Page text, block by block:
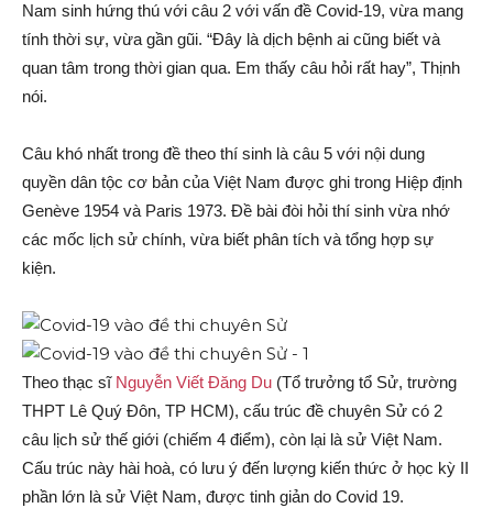
Nam sinh hứng thú với câu 2 với vấn đề Covid-19, vừa mang
tính thời sự, vừa gần gũi. “Đây là dịch bệnh ai cũng biết và
quan tâm trong thời gian qua. Em thấy câu hỏi rất hay”, Thịnh
nói.
Câu khó nhất trong đề theo thí sinh là câu 5 với nội dung
quyền dân tộc cơ bản của Việt Nam được ghi trong Hiệp định
Genève 1954 và Paris 1973. Đề bài đòi hỏi thí sinh vừa nhớ
các mốc lịch sử chính, vừa biết phân tích và tổng hợp sự
kiện.
Theo thạc sĩ Nguyễn Viết Đăng Du (Tổ trưởng tổ Sử, trường
THPT Lê Quý Đôn, TP HCM), cấu trúc đề chuyên Sử có 2
câu lịch sử thế giới (chiếm 4 điểm), còn lại là sử Việt Nam.
Cấu trúc này hài hoà, có lưu ý đến lượng kiến thức ở học kỳ II
phần lớn là sử Việt Nam, được tinh giản do Covid 19.